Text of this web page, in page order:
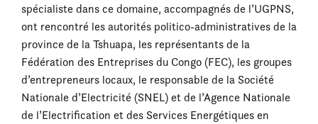
spécialiste dans ce domaine, accompagnés de l’UGPNS,
ont rencontré les autorités politico-administratives de la
province de la Tshuapa, les représentants de la
Fédération des Entreprises du Congo (FEC), les groupes
d’entrepreneurs locaux, le responsable de la Société
Nationale d’Electricité (SNEL) et de l’Agence Nationale
de l’Electrification et des Services Energétiques en